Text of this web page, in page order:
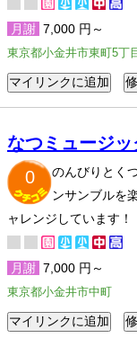
月謝 7,000 円～
東京都小金井市東町5丁
なつミュージッ
0
のんびりとく
ンサンブルを
ャレンジしています！
月謝 7,000 円～
東京都小金井市中町